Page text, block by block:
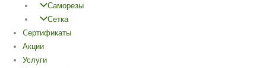
Саморезы
Сетка
Cертификаты
Акции
Услуги